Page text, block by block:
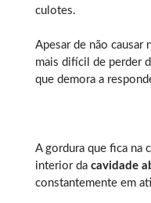
culotes.
Apesar de não causar
mais difícil de perder
que demora a
A gordura que fica na
interior da cavidade
constantemente em